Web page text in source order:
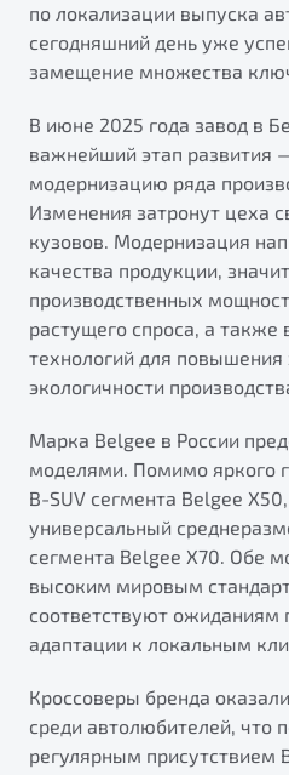
от 2 499 990 ₽*
Обзор В наличии
Запись на сервис
Калькулятор ТО
по локализации выпуска
сегодняшний день уже
замещение множества
В июне 2025 года завод в
важнейший этап развития
модернизацию ряда
Изменения затронут цеха
кузовов. Модернизация
качества продукции,
производственных
растущего спроса, а
технологий для
экологичности
Марка Belgee в России
моделями. Помимо яркого
B-SUV сегмента Belgee
универсальный
сегмента Belgee X70. Обе
высоким мировым
соответствуют ожиданиям
адаптации к локальным
Кроссоверы бренда
среди автолюбителей, что
регулярным присутствием